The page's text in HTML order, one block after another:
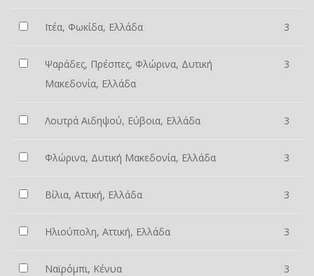
Ιτέα, Φωκίδα, Ελλάδα 3
Ψαράδες, Πρέσπες, Φλώρινα, Δυτική
Μακεδονία, Ελλάδα
3
Λουτρά Αιδηψού, Εύβοια, Ελλάδα 3
Φλώρινα, Δυτική Μακεδονία, Ελλάδα 3
Βίλια, Αττική, Ελλάδα 3
Ηλιούπολη, Αττική, Ελλάδα 3
Ναϊρόμπι, Κένυα 3